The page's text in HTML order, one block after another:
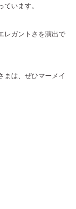
います。
レガントさを演出で
まは、ぜひマーメイ